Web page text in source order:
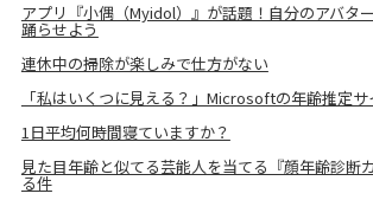
アプリ『小偶（Myidol）』が話題！自分のアバタ
踊らせよう
連休中の掃除が楽しみで仕方がない
「私はいくつに見える？」Microsoftの年齢推定
1日平均何時間寝ていますか？
見た目年齢と似てる芸能人を当てる『顔年齢診断
る件